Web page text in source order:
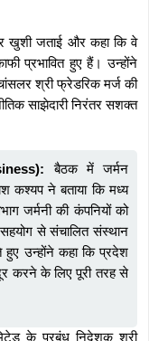
खुशी जताई और कहा कि वे
प्रभावित हुए हैं। उन्होंने
श्री फ्रेडरिक मर्ज की
साझेदारी निरंतर सशक्त
बैठक में जर्मन
कश्यप ने बताया कि मध्य
जर्मनी की कंपनियों को
से संचालित संस्थान
उन्होंने कहा कि प्रदेश
करने के लिए पूरी तरह से
के प्रबंध निदेशक श्री